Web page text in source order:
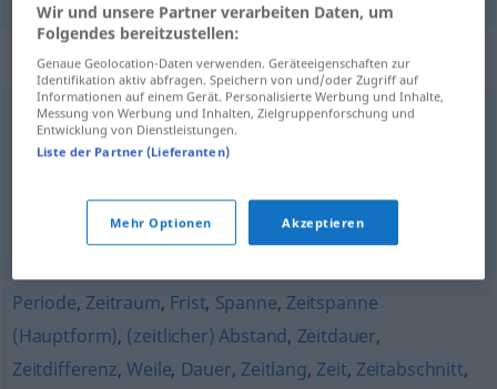
Synonyme für "Phase"
Winkel
Stufe,Abschnitt
Periode, Zeitraum, Frist, Spanne, Zeitspanne
(Hauptform), (zeitlicher) Abstand, Zeitdauer,
Zeitdifferenz,Weile, Dauer, Zeitlang, Zeit, Zeitabschnitt,
Wir und unsere Partner verarbeiten Daten, um
Folgendes bereitzustellen:
Genaue Geolocation-Daten verwenden. Geräteeigenschaften zur
Identifikation aktiv abfragen. Speichern von und/oder Zugriff auf
Informationen auf einem Gerät. Personalisierte Werbung und Inhalte,
Messung von Werbung und Inhalten, Zielgruppenforschung und
Entwicklung von Dienstleistungen.
Liste der Partner (Lieferanten)
Mehr Optionen Akzeptieren